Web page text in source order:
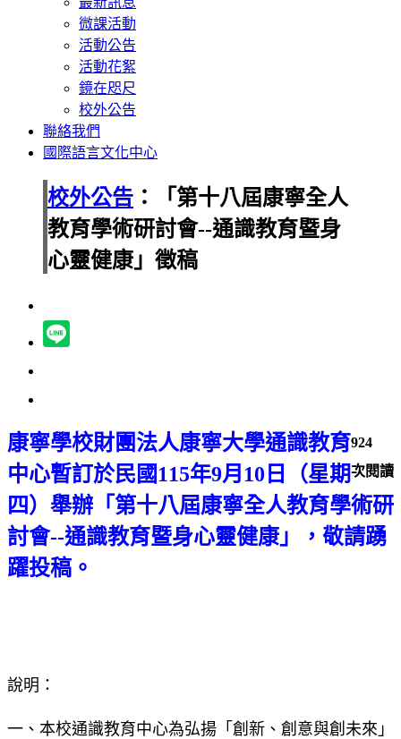
微課活動
活動公告
活動花絮
鏡在咫尺
校外公告
聯絡我們
國際語言文化中心
校外公告 ：「第十八屆康寧全人
教育學術研討會--通識教育暨身
心靈健康」徵稿
924
次閱讀
康寧學校財團法人康寧大學通識教育
中心暫訂於民國115年9月10 日（星期
四）舉辦「第十八屆康寧全人教育學術研
討會--通識教育暨身心靈健康」，敬請踴
躍投稿。
說明：
一、本校通識教育中心為弘揚「創新、創意與創未來」